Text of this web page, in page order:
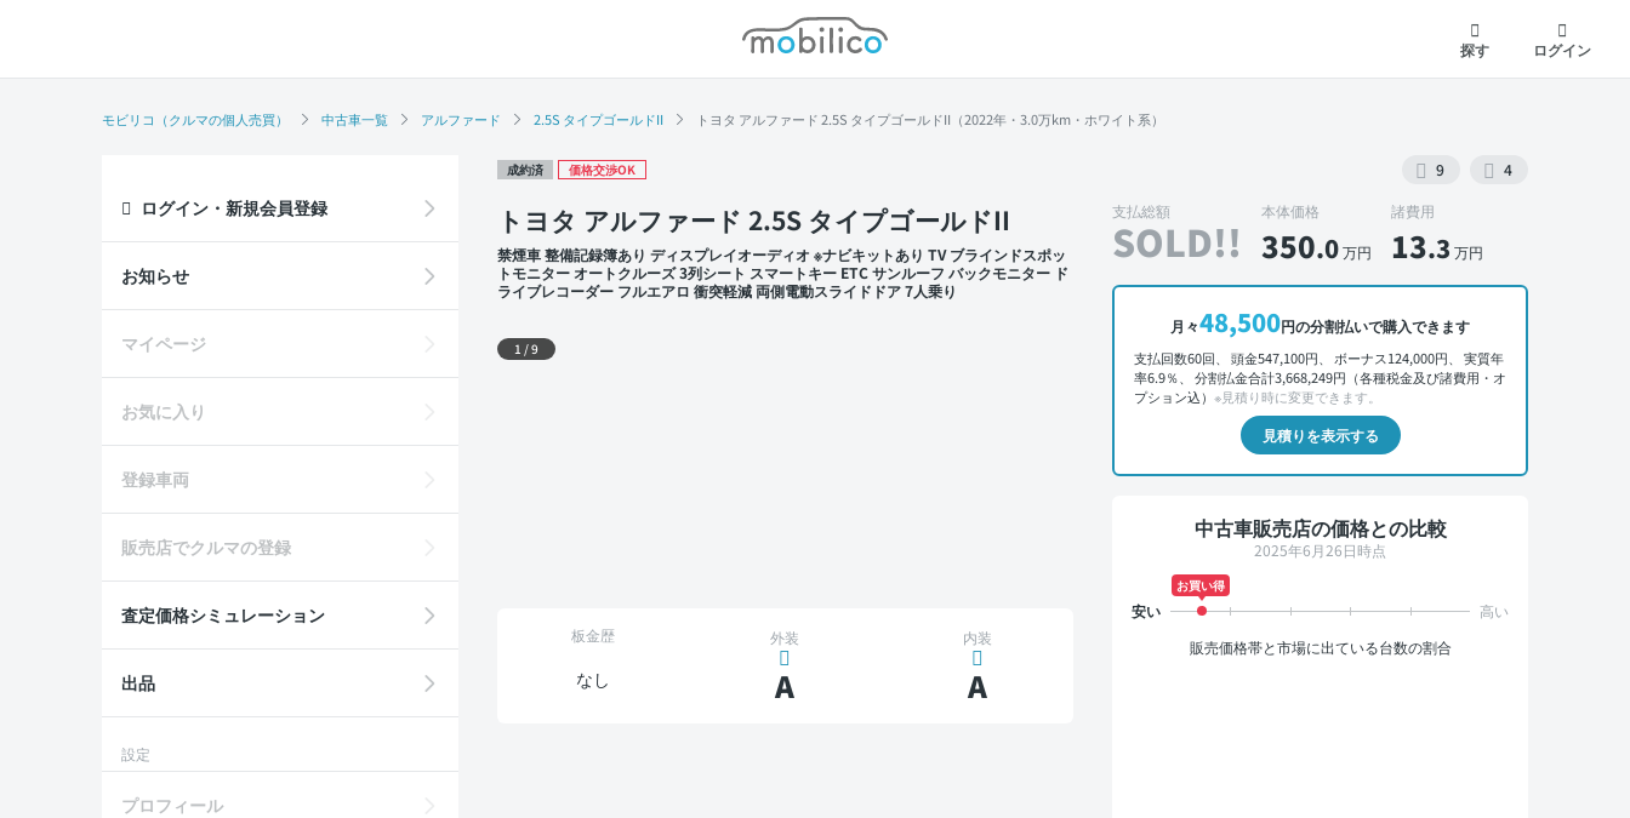
モビリコ
探す
ログイン
モビリコ（クルマの個人売買） 中古車一覧 アルファード 2.5S タイプゴールドII トヨタ アルファード 2.5S タイプゴールドII（2022年・3.0万km・ホワイト系）
成約済 価格交渉OK 9 4
トヨタ アルファード 2.5S タイプゴールドII
禁煙車 整備記録簿あり ディスプレイオーディオ ※ナビキットあり TV ブラインドスポッ
トモニター オートクルーズ 3列シート スマートキー ETC サンルーフ バックモニター ド
ライブレコーダー フルエアロ 衝突軽減 両側電動スライドドア 7人乗り
外装 左前
1 /9
支払総額
SOLD!!
本体価格
350.0万円
諸費用
13.3 万円
月々48,500円の分割払いで購入できます
支払回数60回、 頭金547,100円、 ボーナス124,000円、 実質年
率6.9％、 分割払金合計3,668,249円（各種税金及び諸費用・オ
プション込） ※見積り時に変更できます。
見積りを表示する
中古車販売店の価格との比較
2025年6月26日時点
お買い得
販売価格帯と市場に出ている台数の割合
板金歴
なし
外装
A
内装
A
ログイン・新規会員登録
お知らせ
マイページ
お気に入り
登録車両
販売店でクルマの登録
査定価格シミュレーション
出品
設定
プロフィール